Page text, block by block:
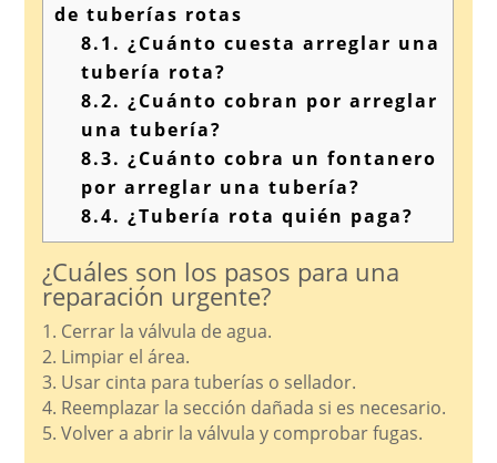
de tuberías rotas
8.1. ¿Cuánto cuesta arreglar una
tubería rota?
8.2. ¿Cuánto cobran por arreglar
una tubería?
8.3. ¿Cuánto cobra un fontanero
por arreglar una tubería?
8.4. ¿Tubería rota quién paga?
¿Cuáles son los pasos para una
reparación urgente?
1. Cerrar la válvula de agua.
2. Limpiar el área.
3. Usar cinta para tuberías o sellador.
4. Reemplazar la sección dañada si es necesario.
5. Volver a abrir la válvula y comprobar fugas.